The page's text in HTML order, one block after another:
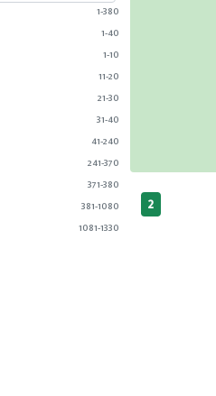
1-380
1-40
1-10
11-20
21-30
31-40
41-240
241-370
371-380
381-1080
1081-1330
2